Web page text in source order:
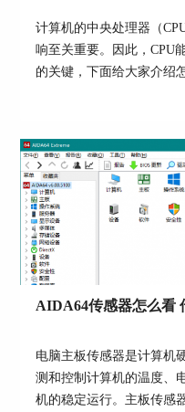
图二：
如何对CPU进行测试
我们讲完了GPU，接
CPU的测试过程也非
下方的“性能测试”选
关于CPU的测试，其
分支预测能力），这
例，我们点击上方的“
出我们电脑CPU的分
计算机的中央处理器（
响至关重要。因此，CPU
的关键，下面给大家介绍
AIDA64传感器怎么看
电脑主板传感器是计算机
测和控制计算机的温度、
机的稳定运行。主板传感